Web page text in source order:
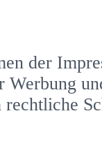
der
Werbung